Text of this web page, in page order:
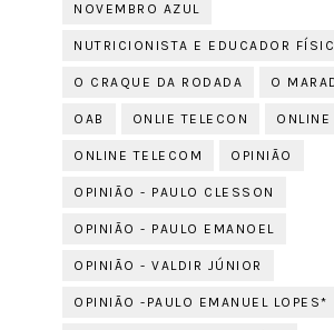
NOVEMBRO AZUL
NUTRICIONISTA E EDUCADOR
O CRAQUE DA RODADA O
OAB ONLIE TELECON ONLINE
ONLINE TELECOM OPINIÃO
OPINIÃO - PAULO CLESSON
OPINIÃO - PAULO EMANOEL
OPINIÃO - VALDIR JÚNIOR
OPINIÃO -PAULO EMANUEL LOPES*